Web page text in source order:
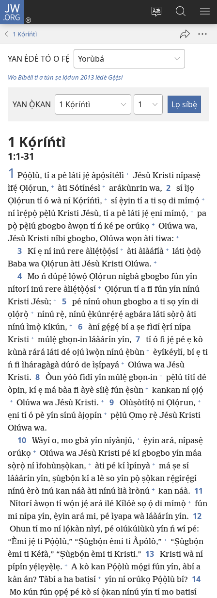
JW.ORG
Yí
pa
Wọlé
(opens
Wa
JW.ORG
1 Kọ́ríńtì
YAN ÈDÈ TÓ O FẸ́
Wo Bíbélì tí a tún ṣe lọ́dun 2013 lédè Gẹ̀ẹ́sì
YAN Ọ̀KAN
Ìwé
Orí
1 Kọ́ríńtì
1:1-31
1 Pọ́ọ̀lù, tí a pè láti jẹ́ àpọ́sítélì + Jésù Kristi nípasẹ̀
ìfẹ́ Ọlọ́run, + àti Sótínésì + arákùnrin wa, 2
sí ìjọ
Ọlọ́run tí ó wà ní Kọ́ríńtì, + sí ẹ̀yin tí a ti sọ di mímọ́ +
ní ìrẹ́pọ̀ pẹ̀lú Kristi Jésù, tí a pè láti jẹ́ ẹni mímọ́, + pa
pọ̀ pẹ̀lú gbogbo àwọn tí ń ké pe orúkọ + Olúwa wa,
Jésù Kristi níbi gbogbo, Olúwa wọn àti tiwa: +
3 Kí ẹ ní inú rere àìlẹ́tọ̀ọ́sí + àti àlàáfíà + láti ọ̀dọ̀
Baba wa Ọlọ́run àti Jésù Kristi Olúwa. +
4
Mo ń dúpẹ́ lọ́wọ́ Ọlọ́run nígbà gbogbo fún yín
nítorí inú rere àìlẹ́tọ̀ọ́sí + Ọlọ́run tí a fi fún yín nínú
Kristi Jésù; + 5
pé nínú ohun gbogbo a ti sọ yín di
ọlọ́rọ̀ + nínú rẹ̀, nínú ẹ̀kúnrẹ́rẹ́ agbára láti sọ̀rọ̀ àti
nínú ìmọ̀ kíkún, + 6
àní gẹ́gẹ́ bí a ṣe fìdí ẹ̀rí nípa
Kristi + múlẹ̀ gbọn-in láàárín yín, 7
tí ó fi jẹ́ pé ẹ kò
kùnà rárá láti dé ojú ìwọ̀n nínú ẹ̀bùn + èyíkéyìí, bí ẹ ti
ń fi ìháragàgà dúró de ìṣípayá + Olúwa wa Jésù
Kristi. 8 Òun yóò fìdí yín múlẹ̀ gbọn-in + pẹ̀lú títí dé
òpin, kí ẹ má bàa fi àyè sílẹ̀ fún ẹ̀sùn + kankan ní ọjọ́
+ Olúwa wa Jésù Kristi. + 9 Olùṣòtítọ́ ni Ọlọ́run, +
ẹni tí ó pè yín sínú àjọpín + pẹ̀lú Ọmọ rẹ̀ Jésù Kristi
Olúwa wa.
10 Wàyí o, mo gbà yín níyànjú, + ẹ̀yin ará, nípasẹ̀
orúkọ + Olúwa wa Jésù Kristi pé kí gbogbo yín máa
sọ̀rọ̀ ní ìfohùnṣọ̀kan, + àti pé kí ìpínyà + má ṣe sí
láàárín yín, ṣùgbọ́n kí a lè so yín pọ̀ ṣọ̀kan rẹ́gírẹ́gí
nínú èrò inú kan náà àti nínú ìlà ìrònú + kan náà. 11
Nítorí àwọn tí wọ́n jẹ́ ará ilé Kílóè sọ ọ́ di mímọ̀ + fún
mi nípa yín, ẹ̀yin ará mi, pé ìyapa wà láàárín yín. 12
Ohun tí mo ní lọ́kàn nìyí, pé olúkúlùkù yín ń wí pé:
“Èmi jẹ́ ti Pọ́ọ̀lù,” “Ṣùgbọ́n èmi ti Àpólò,” + “Ṣùgbọ́n
èmi ti Kéfà,” “Ṣùgbọ́n èmi ti Kristi.” 13
Kristi wà ní
pípín yẹ́lẹyẹ̀lẹ. + A kò kan Pọ́ọ̀lù mọ́gi fún yín, àbí a
kàn án? Tàbí a ha batisí + yín ní orúkọ Pọ́ọ̀lù bí? 14
Mo kún fún ọpẹ́ pé kò sí ọ̀kan nínú yín tí mo batisí